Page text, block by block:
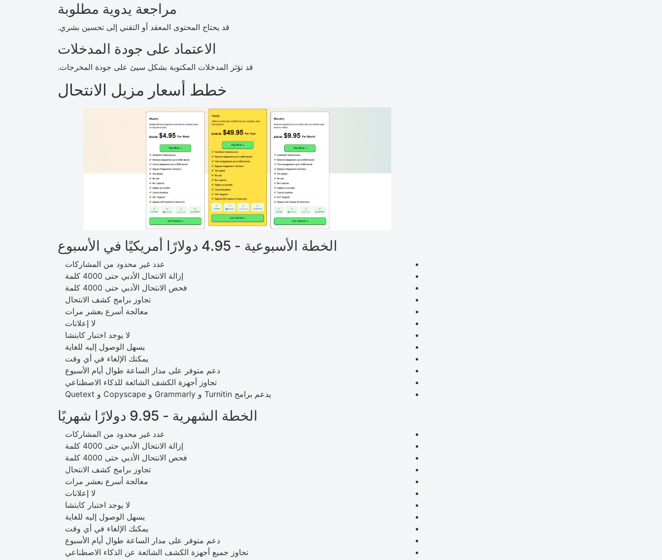
مراجعة يدوية مطلوبة
قد يحتاج المحتوى المعقد أو التقني إلى تحسين بشري.
الاعتماد على جودة المدخلات
قد تؤثر المدخلات المكتوبة بشكل سيئ على جودة المخرجات.
خطط أسعار مزيل الانتحال
الخطة الأسبوعية - 4.95 دولارًا أمريكيًا في الأسبوع
عدد غير محدود من المشاركات
إزالة الانتحال الأدبي حتى 4000 كلمة
فحص الانتحال الأدبي حتى 4000 كلمة
تجاوز برامج كشف الانتحال
معالجة أسرع بعشر مرات
لا إعلانات
لا يوجد اختبار كابتشا
يسهل الوصول إليه للغاية
يمكنك الإلغاء في أي وقت
دعم متوفر على مدار الساعة طوال أيام الأسبوع
تجاوز أجهزة الكشف الشائعة للذكاء الاصطناعي
يدعم برامج Turnitin و Grammarly و Copyscape و Quetext
الخطة الشهرية - 9.95 دولارًا شهريًا
عدد غير محدود من المشاركات
إزالة الانتحال الأدبي حتى 4000 كلمة
فحص الانتحال الأدبي حتى 4000 كلمة
تجاوز برامج كشف الانتحال
معالجة أسرع بعشر مرات
لا إعلانات
لا يوجد اختبار كابتشا
يسهل الوصول إليه للغاية
يمكنك الإلغاء في أي وقت
دعم متوفر على مدار الساعة طوال أيام الأسبوع
تجاوز جميع أجهزة الكشف الشائعة عن الذكاء الاصطناعي